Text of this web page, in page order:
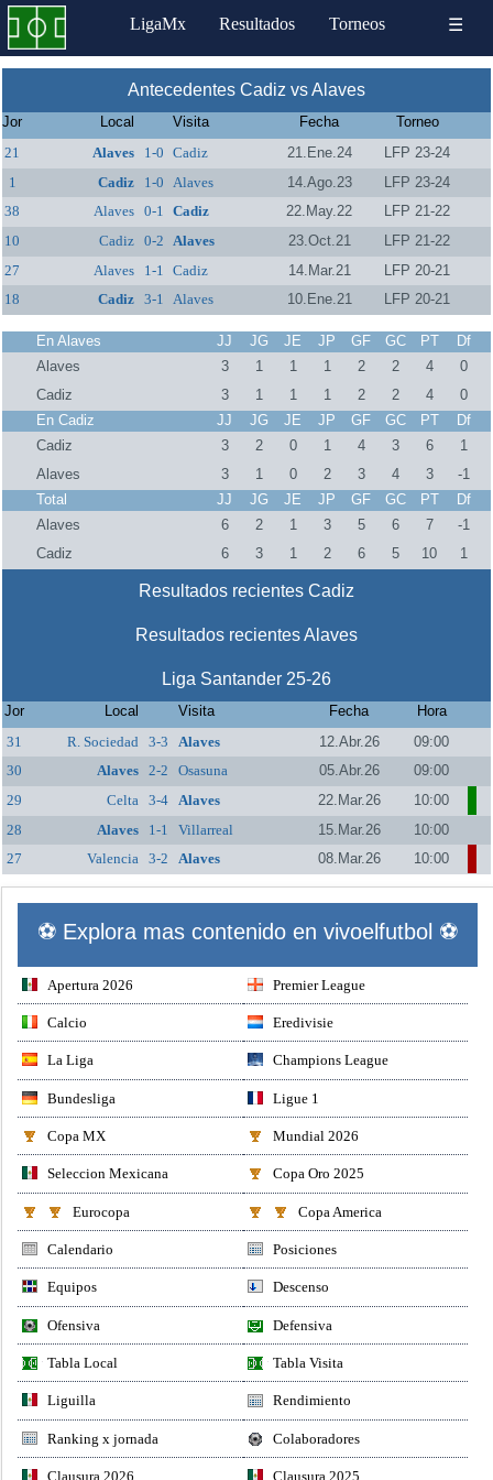
LigaMx Resultados Torneos ☰
Antecedentes Cadiz vs Alaves
Jor Local Visita Fecha
Torneo
21
Alaves 1-0 Cadiz 21.Ene.24
LFP 23-24
1
Cadiz 1-0 Alaves 14.Ago.23
LFP 23-24
38
Alaves 0-1 Cadiz 22.May.22
LFP 21-22
10
Cadiz 0-2 Alaves 23.Oct.21
LFP 21-22
27
Alaves 1-1 Cadiz 14.Mar.21
LFP 20-21
18
Cadiz 3-1 Alaves 10.Ene.21 LFP 20-21
En Alaves JJ JG JE JP GF GC PT
Df
Alaves
3 1 1 1 2 2 4
0
Cadiz
3 1 1 1 2 2 4
0
En Cadiz
JJ JG JE JP GF GC PT
Df
Cadiz
3 2 0 1 4 3 6
1
Alaves
3 1 0 2 3 4 3
-1
Total
JJ JG JE JP GF GC PT
Df
Alaves
6 2 1 3 5 6 7
-1
Cadiz
6 3 1 2 6 5 10 1
Resultados recientes Cadiz
Resultados recientes Alaves
Liga Santander 25-26
Jor Local Visita Fecha
Hora
31
R. Sociedad 3-3 Alaves 12.Abr.26
09:00
30
Alaves 2-2 Osasuna 05.Abr.26
09:00
29
Celta 3-4 Alaves 22.Mar.26
10:00
28
Alaves 1-1 Villarreal 15.Mar.26
10:00
27
Valencia 3-2 Alaves 08.Mar.26 10:00
⚽ Explora mas contenido en vivoelfutbol ⚽
Apertura 2026 Premier League
Calcio Eredivisie
La Liga Champions League
Bundesliga Ligue 1
Copa MX Mundial 2026
Seleccion Mexicana Copa Oro 2025
Eurocopa Copa America
Calendario Posiciones
Equipos Descenso
Ofensiva Defensiva
Tabla Local Tabla Visita
Liguilla Rendimiento
Ranking x jornada Colaboradores
Clausura 2026 Clausura 2025